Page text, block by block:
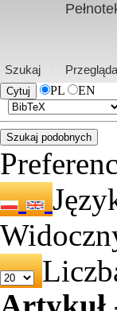
Szukaj
PL
EN